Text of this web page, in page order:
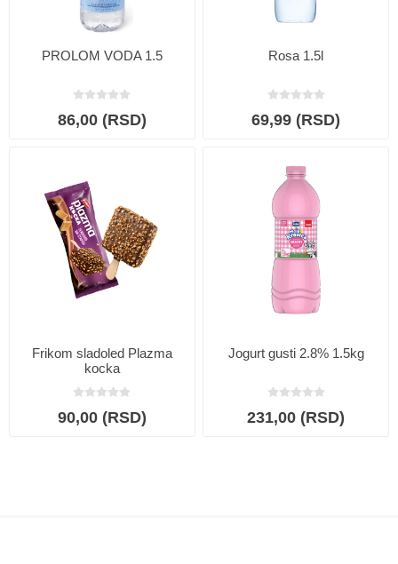
PROLOM VODA 1.5
86,00 (RSD)
Rosa 1.5l
69,99 (RSD)
Frikom sladoled Plazma
kocka
90,00 (RSD)
Jogurt gusti 2.8% 1.5kg
231,00 (RSD)